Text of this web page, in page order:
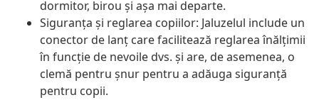
dormitor, birou și așa mai departe.
Siguranța și reglarea copiilor: Jaluzelul include un
conector de lanț care facilitează reglarea înălțimii
în funcție de nevoile dvs. și are, de asemenea, o
clemă pentru șnur pentru a adăuga siguranță
pentru copii.